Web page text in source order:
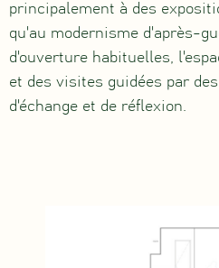
principalement à des
qu'au modernisme d'après-
d'ouverture habituelles,
et des visites guidées par
d'échange et de réflexion.